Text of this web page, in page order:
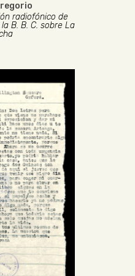
radiofónico de
B. B. C. sobre La